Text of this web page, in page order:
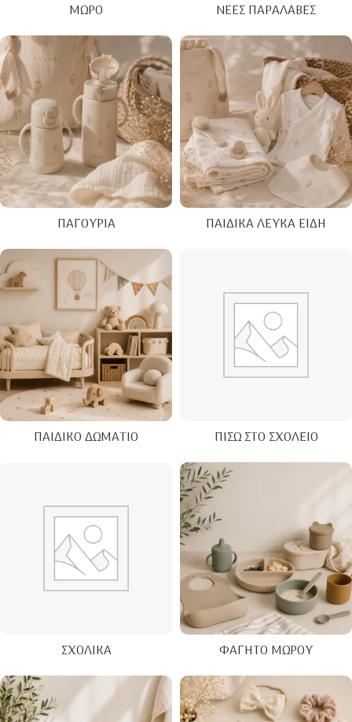
ΜΩΡΌ ΝΈΕΣ ΠΑΡΑΛΑΒΈΣ
ΠΑΓΟΎΡΙΑ ΠΑΙΔΙΚΆ ΛΕΥΚΆ ΕΊΔΗ
ΠΑΙΔΙΚΌ ΔΩΜΆΤΙΟ ΠΊΣΩ ΣΤΟ ΣΧΟΛΕΊΟ
ΣΧΟΛΙΚΆ ΦΑΓΗΤΌ ΜΩΡΟΎ